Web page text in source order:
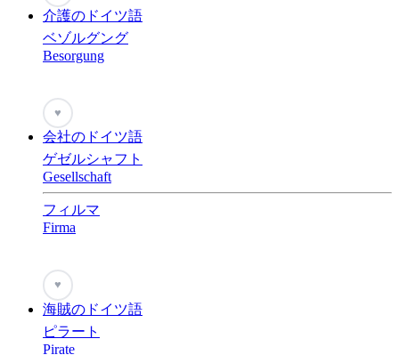
介護のドイツ語
ベゾルグング
Besorgung
♥
会社のドイツ語
ゲゼルシャフト
Gesellschaft
フィルマ
Firma
♥
海賊のドイツ語
ピラート
Pirate